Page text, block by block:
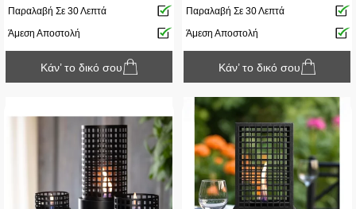
23.5x23.5x35cm - Black
Παραλαβή Σε 30 Λεπτά
Άμεση Αποστολή
Κάν’ το δικό σου
Concrete
Παραλαβή Σε 30 Λεπτά
Άμεση Αποστολή
Κάν’ το δικό σου